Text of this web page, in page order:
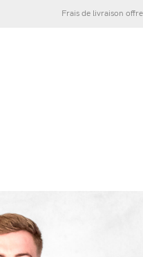
Frais de livraison